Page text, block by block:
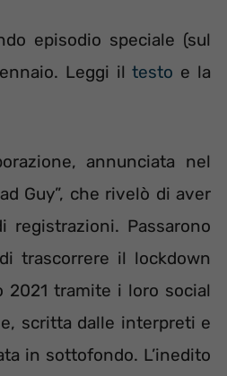
episodio speciale (sul
Leggi iltesto e la
annunciata nel
Guy”, che rivelò di aver
Passarono
trascorrere il lockdown
2021 tramite i loro social
scritta dalle interpreti e
in sottofondo. L’inedito